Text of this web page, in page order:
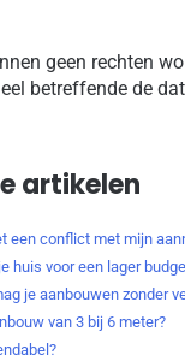
geen rechten
betreffende de
artikelen
een conflict met mijn
huis voor een lager
je aanbouwen zonder
van 3 bij 6 meter?